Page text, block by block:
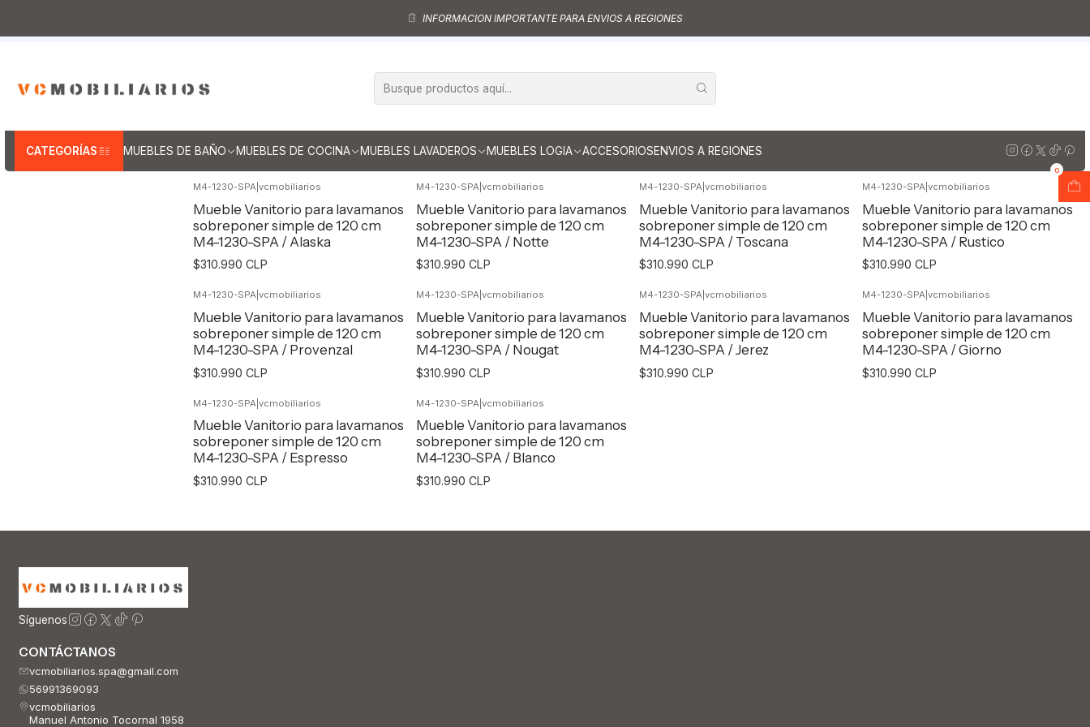
CATEGORÍAS MUEBLES DE BAÑO MUEBLES DE COCINA MUEBLES LAVADEROS MUEBLES LOGIA ACCESORIOSENVIOS A REGIONES
0
INFORMACION IMPORTANTE PARA ENVIOS A REGIONES
Muebles para lavamanos sobreponer Muebles para lavamanos sobreponer aereo
Muebles para lavamanos sobreponer aereo doble de 120 cm
Muebles para lavamanos sobreponer aereo doble de 120
cm
M4-1230-SPA| vcmobiliarios
Mueble Vanitorio para lavamanos
sobreponer simple de 120 cm
M4-1230-SPA / Alaska
$310.990 CLP
M4-1230-SPA| vcmobiliarios
Mueble Vanitorio para lavamanos
sobreponer simple de 120 cm
M4-1230-SPA / Notte
$310.990 CLP
M4-1230-SPA| vcmobiliarios
Mueble Vanitorio para lavamanos
sobreponer simple de 120 cm
M4-1230-SPA / Toscana
$310.990 CLP
M4-1230-SPA| vcmobiliarios
Mueble Vanitorio para lavamanos
sobreponer simple de 120 cm
M4-1230-SPA / Rustico
$310.990 CLP
M4-1230-SPA| vcmobiliarios
Mueble Vanitorio para lavamanos
sobreponer simple de 120 cm
M4-1230-SPA / Provenzal
$310.990 CLP
M4-1230-SPA| vcmobiliarios
Mueble Vanitorio para lavamanos
sobreponer simple de 120 cm
M4-1230-SPA / Nougat
$310.990 CLP
M4-1230-SPA| vcmobiliarios
Mueble Vanitorio para lavamanos
sobreponer simple de 120 cm
M4-1230-SPA / Jerez
$310.990 CLP
M4-1230-SPA| vcmobiliarios
Mueble Vanitorio para lavamanos
sobreponer simple de 120 cm
M4-1230-SPA / Giorno
$310.990 CLP
M4-1230-SPA| vcmobiliarios
Mueble Vanitorio para lavamanos
sobreponer simple de 120 cm
M4-1230-SPA / Espresso
$310.990 CLP
M4-1230-SPA| vcmobiliarios
Mueble Vanitorio para lavamanos
sobreponer simple de 120 cm
M4-1230-SPA / Blanco
$310.990 CLP
Síguenos
CONTÁCTANOS
vcmobiliarios.spa@gmail.com
56991369093
vcmobiliarios
Manuel Antonio Tocornal 1958